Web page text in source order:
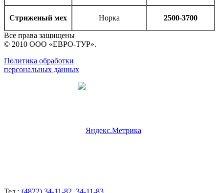
Стриженый мех Норка 2500-3700
Все права защищены
© 2010 ООО «ЕВРО-ТУР».
Политика обработки
персональных данных
Тел.: (4822) 34-11-82 34-11-83